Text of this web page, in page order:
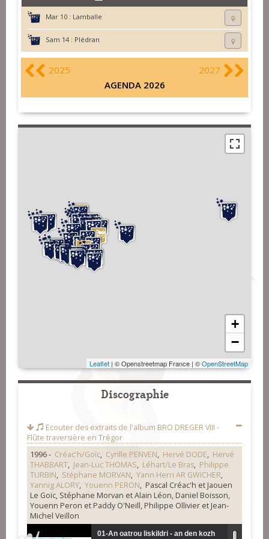
Mar 10 : Lamballe
Sam 14 : Plédran
2025
2027
AGENDA 2026
+
−
Leaflet | © Openstreetmap France | ©OpenStreetMap
Discographie
Ecouter des extraits de l'album BRO DREGER VIII -
Flûte traversière en Trégor
1996 - Créac'h/Goïc, Cyrille PENVEN, Hervé DODE, Hervé
THABBART, Jean-Luc THOMAS, Léhart/Le Bras, Philippe
TURBIN, Stéphane MORVAN, Yann Herri AR GWICHER,
Yannig ALORY, Youenn PERON, Pascal Créac'h et Jaouen
Le Goïc, Stéphane Morvan et Alain Léon, Daniel Boisson,
Youenn Peron et Paddy O'Neill, Philippe Ollivier et Jean-
Michel Veillon
01-An oatrou liskildri - an den kozh